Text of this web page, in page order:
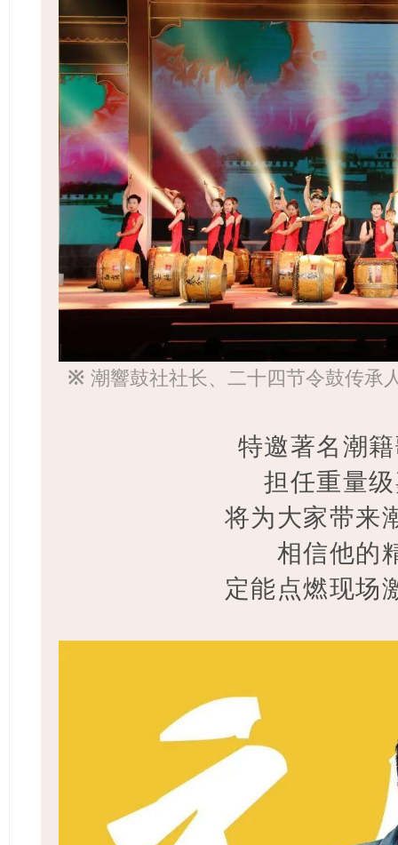
※ 潮響鼓社社长、二十四节令鼓传承
特邀著名潮
担任重量
将为大家带来
相信他的
定能点燃现场